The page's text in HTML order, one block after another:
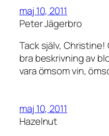
maj 10, 2011
Peter Jägerbro
Tack själv,
bra beskrivning av
vara ömsom vin,
maj 10, 2011
Hazelnut